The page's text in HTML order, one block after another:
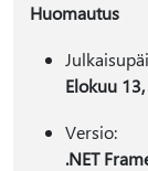
Huomautus
Elokuu
Versio:
.NET